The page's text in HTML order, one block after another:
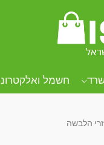
חשמל
הלבשה